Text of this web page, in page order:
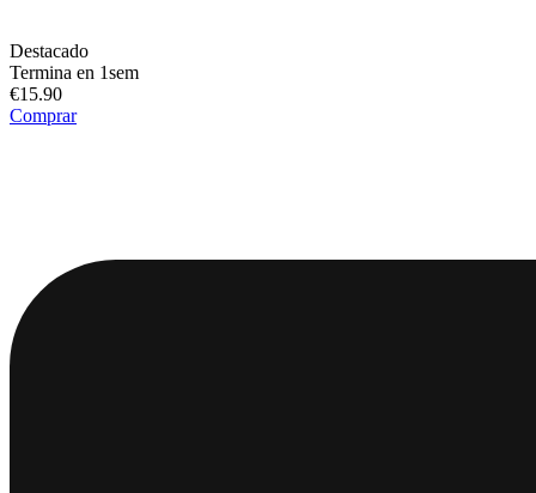
Destacado
Termina en 1sem
€15.90
Comprar